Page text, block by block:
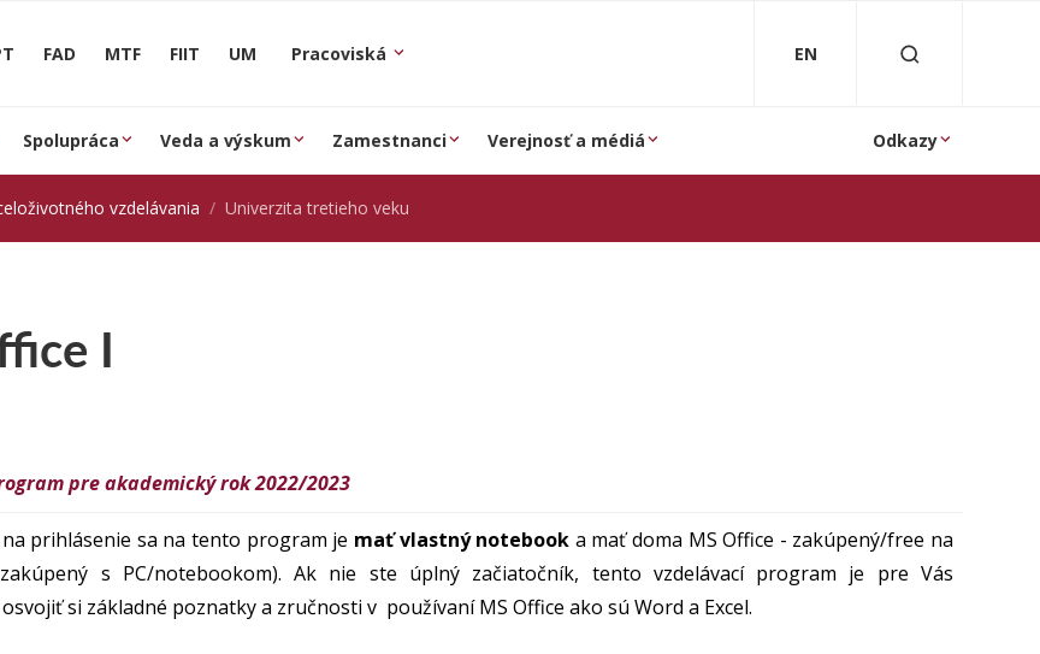
FAD MTF FIIT UM Pracoviská EN
Spolupráca Veda a výskum Zamestnanci Verejnosť a médiá Odkazy
vzdelávania Univerzita tretieho veku
I
pre akademický rok 2022/2023
prihlásenie sa na tento program je mať vlastný notebook a mať doma MS Office - zakúpený/free na
s PC/notebookom). Ak nie ste úplný začiatočník, tento vzdelávací program je pre Vás
si základné poznatky a zručnosti v používaní MS Office ako sú Word a Excel.